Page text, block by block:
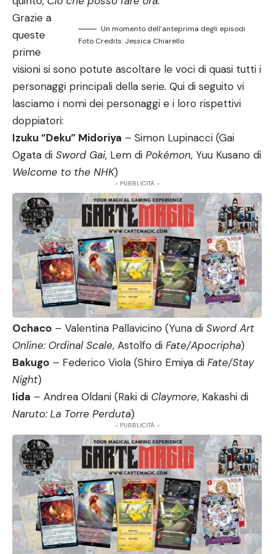
Un momento dell’anteprima degli episodi
Foto Credits: Jessica Chiarello
Grazie a
queste
prime
visioni si sono potute ascoltare le voci di quasi tutti i
personaggi principali della serie. Qui di seguito vi
lasciamo i nomi dei personaggi e i loro rispettivi
doppiatori:
Izuku “Deku” Midoriya – Simon Lupinacci (Gai
Ogata di Sword Gai, Lem di Pokémon, Yuu Kusano di
Welcome to the NHK)
- PUBBLICITÀ -
Ochaco – Valentina Pallavicino (Yuna di Sword Art
Online: Ordinal Scale, Astolfo di Fate/Apocripha)
Bakugo – Federico Viola (Shiro Emiya di Fate/Stay
Night)
Iida – Andrea Oldani (Raki di Claymore, Kakashi di
Naruto: La Torre Perduta)
- PUBBLICITÀ -